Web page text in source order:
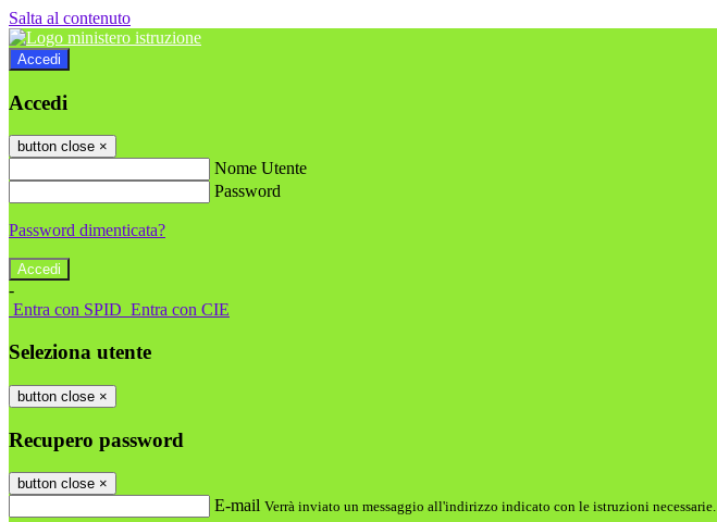
Salta al contenuto
Accedi
Accedi
button close ×
Nome Utente
Password
Password dimenticata?
-
Entra con SPID Entra con CIE
Seleziona utente
button close ×
Recupero password
button close ×
E-mail Verrà inviato un messaggio all'indirizzo indicato con le istruzioni necessarie.